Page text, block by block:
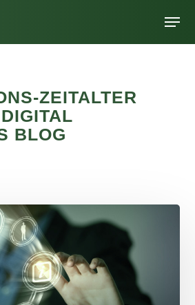
to close
ZEITALTER
BLOG